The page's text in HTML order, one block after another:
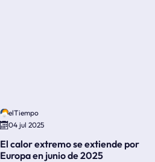
elTiempo
04 jul 2025
El calor extremo se extiende por
Europa en junio de 2025